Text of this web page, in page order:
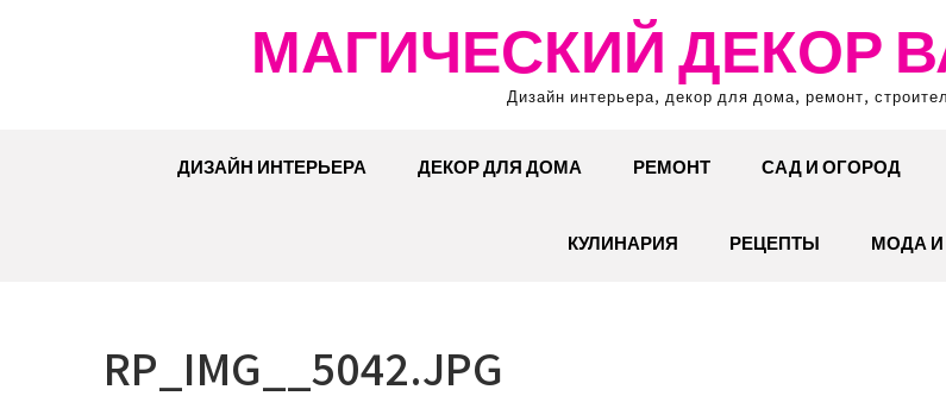
МАГИЧЕСКИЙ ДЕКОР
Дизайн интерьера, декор для дома, ремонт,
ДИЗАЙН ИНТЕРЬЕРА ДЕКОР ДЛЯ ДОМА РЕМОНТ САД И ОГОРОД
КУЛИНАРИЯ РЕЦЕПТЫ МОДА И
RP_IMG__5042.JPG